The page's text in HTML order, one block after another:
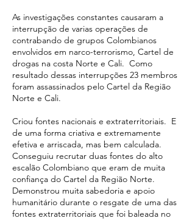
As investigações constantes causaram a
interrupção de varias operações de
contrabando de grupos Colombianos
envolvidos em narco-terrorismo, Cartel de
drogas na costa Norte e Cali. Como
resultado dessas interrupções 23 membros
foram assassinados pelo Cartel da Região
Norte e Cali.
Criou fontes nacionais e extraterritoriais. E
de uma forma criativa e extremamente
efetiva e arriscada, mas bem calculada.
Conseguiu recrutar duas fontes do alto
escalão Colombiano que eram de muita
confiança do Cartel da Região Norte.
Demonstrou muita sabedoria e apoio
humanitário durante o resgate de uma das
fontes extraterritoriais que foi baleada no